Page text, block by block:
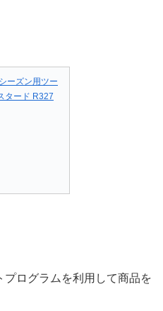
ーズン用ツー
タード R327
ログラムを利用して商品を